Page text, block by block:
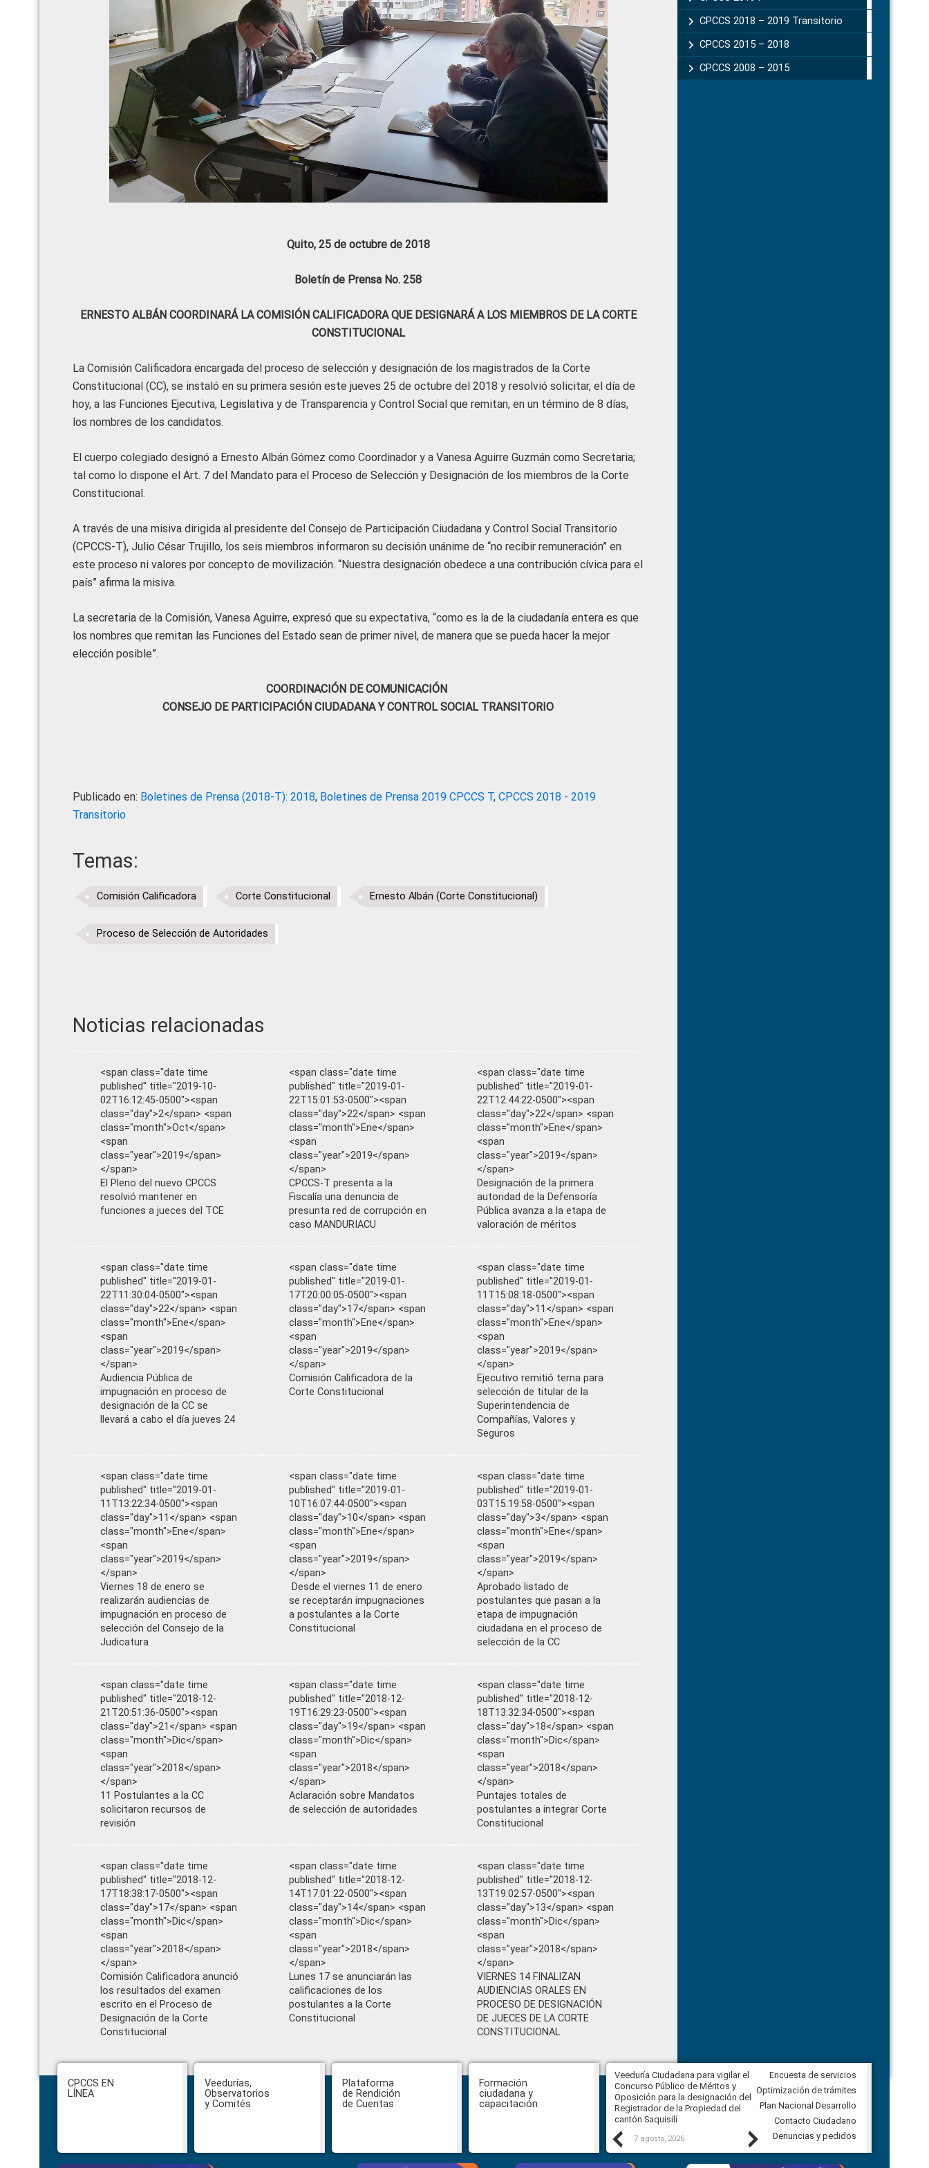
Quito, 25 de octubre de 2018
Boletín de Prensa No. 258
ERNESTO ALBÁN COORDINARÁ LA COMISIÓN CALIFICADORA QUE DESIGNARÁ A LOS MIEMBROS DE LA CORTE
CONSTITUCIONAL
La Comisión Calificadora encargada del proceso de selección y designación de los magistrados de la Corte
Constitucional (CC), se instaló en su primera sesión este jueves 25 de octubre del 2018 y resolvió solicitar, el día de
hoy, a las Funciones Ejecutiva, Legislativa y de Transparencia y Control Social que remitan, en un término de 8 días,
los nombres de los candidatos.
El cuerpo colegiado designó a Ernesto Albán Gómez como Coordinador y a Vanesa Aguirre Guzmán como Secretaria;
tal como lo dispone el Art. 7 del Mandato para el Proceso de Selección y Designación de los miembros de la Corte
Constitucional.
A través de una misiva dirigida al presidente del Consejo de Participación Ciudadana y Control Social Transitorio
(CPCCS-T), Julio César Trujillo, los seis miembros informaron su decisión unánime de “no recibir remuneración” en
este proceso ni valores por concepto de movilización. “Nuestra designación obedece a una contribución cívica para el
país” afirma la misiva.
La secretaria de la Comisión, Vanesa Aguirre, expresó que su expectativa, “como es la de la ciudadanía entera es que
los nombres que remitan las Funciones del Estado sean de primer nivel, de manera que se pueda hacer la mejor
elección posible”.
COORDINACIÓN DE COMUNICACIÓN
CONSEJO DE PARTICIPACIÓN CIUDADANA Y CONTROL SOCIAL TRANSITORIO
Publicado en: Boletines de Prensa (2018-T): 2018, Boletines de Prensa 2019 CPCCS T, CPCCS 2018 - 2019
Transitorio
Temas:
Comisión Calificadora Corte Constitucional Ernesto Albán (Corte Constitucional)
Proceso de Selección de Autoridades
Noticias relacionadas
<span class="date time
published" title="2019-10-
02T16:12:45-0500"><span
class="day">2</span> <span
class="month">Oct</span>
<span
class="year">2019</span>
</span>
El Pleno del nuevo CPCCS
resolvió mantener en
funciones a jueces del TCE
<span class="date time
published" title="2019-01-
22T15:01:53-0500"><span
class="day">22</span> <span
class="month">Ene</span>
<span
class="year">2019</span>
</span>
CPCCS-T presenta a la
Fiscalía una denuncia de
presunta red de corrupción en
caso MANDURIACU
<span class="date time
published" title="2019-01-
22T12:44:22-0500"><span
class="day">22</span> <span
class="month">Ene</span>
<span
class="year">2019</span>
</span>
Designación de la primera
autoridad de la Defensoría
Pública avanza a la etapa de
valoración de méritos
<span class="date time
published" title="2019-01-
22T11:30:04-0500"><span
class="day">22</span> <span
class="month">Ene</span>
<span
class="year">2019</span>
</span>
Audiencia Pública de
impugnación en proceso de
designación de la CC se
llevará a cabo el día jueves 24
<span class="date time
published" title="2019-01-
17T20:00:05-0500"><span
class="day">17</span> <span
class="month">Ene</span>
<span
class="year">2019</span>
</span>
Comisión Calificadora de la
Corte Constitucional
<span class="date time
published" title="2019-01-
11T15:08:18-0500"><span
class="day">11</span> <span
class="month">Ene</span>
<span
class="year">2019</span>
</span>
Ejecutivo remitió terna para
selección de titular de la
Superintendencia de
Compañías, Valores y
Seguros
<span class="date time
published" title="2019-01-
11T13:22:34-0500"><span
class="day">11</span> <span
class="month">Ene</span>
<span
class="year">2019</span>
</span>
Viernes 18 de enero se
realizarán audiencias de
impugnación en proceso de
selección del Consejo de la
Judicatura
<span class="date time
published" title="2019-01-
10T16:07:44-0500"><span
class="day">10</span> <span
class="month">Ene</span>
<span
class="year">2019</span>
</span>
Desde el viernes 11 de enero
se receptarán impugnaciones
a postulantes a la Corte
Constitucional
<span class="date time
published" title="2019-01-
03T15:19:58-0500"><span
class="day">3</span> <span
class="month">Ene</span>
<span
class="year">2019</span>
</span>
Aprobado listado de
postulantes que pasan a la
etapa de impugnación
ciudadana en el proceso de
selección de la CC
<span class="date time
published" title="2018-12-
21T20:51:36-0500"><span
class="day">21</span> <span
class="month">Dic</span>
<span
class="year">2018</span>
</span>
11 Postulantes a la CC
solicitaron recursos de
revisión
<span class="date time
published" title="2018-12-
19T16:29:23-0500"><span
class="day">19</span> <span
class="month">Dic</span>
<span
class="year">2018</span>
</span>
Aclaración sobre Mandatos
de selección de autoridades
<span class="date time
published" title="2018-12-
18T13:32:34-0500"><span
class="day">18</span> <span
class="month">Dic</span>
<span
class="year">2018</span>
</span>
Puntajes totales de
postulantes a integrar Corte
Constitucional
<span class="date time
published" title="2018-12-
17T18:38:17-0500"><span
class="day">17</span> <span
class="month">Dic</span>
<span
class="year">2018</span>
</span>
Comisión Calificadora anunció
los resultados del examen
escrito en el Proceso de
Designación de la Corte
Constitucional
<span class="date time
published" title="2018-12-
14T17:01:22-0500"><span
class="day">14</span> <span
class="month">Dic</span>
<span
class="year">2018</span>
</span>
Lunes 17 se anunciarán las
calificaciones de los
postulantes a la Corte
Constitucional
<span class="date time
published" title="2018-12-
13T19:02:57-0500"><span
class="day">13</span> <span
class="month">Dic</span>
<span
class="year">2018</span>
</span>
VIERNES 14 FINALIZAN
AUDIENCIAS ORALES EN
PROCESO DE DESIGNACIÓN
DE JUECES DE LA CORTE
CONSTITUCIONAL
CPCCS 2018 – 2019 Transitorio
CPCCS 2015 – 2018
CPCCS 2008 – 2015
Footer
CPCCS EN
LÍNEA
Veedurías,
Observatorios
y Comités
Plataforma
de Rendición
de Cuentas
Formación
ciudadana y
capacitación
Previous
CPCCS aprueba convocatoria a
Veeduría para designación de la
autoridad de la SOT
Veeduría Ciudadana para vigilar el
Concurso Público de Méritos y
Oposición para la designación del
Registrador de la Propiedad del
cantón Saquisilí
7 agosto, 2026
Veeduría Ciudadana para vigilar la
construcción del asfaltado de
Ballenita del cantón Santa Elena
7 agosto, 2026
Next
Encuesta de servicios
Optimización de trámites
Plan Nacional Desarrollo
Contacto Ciudadano
Denuncias y pedidos